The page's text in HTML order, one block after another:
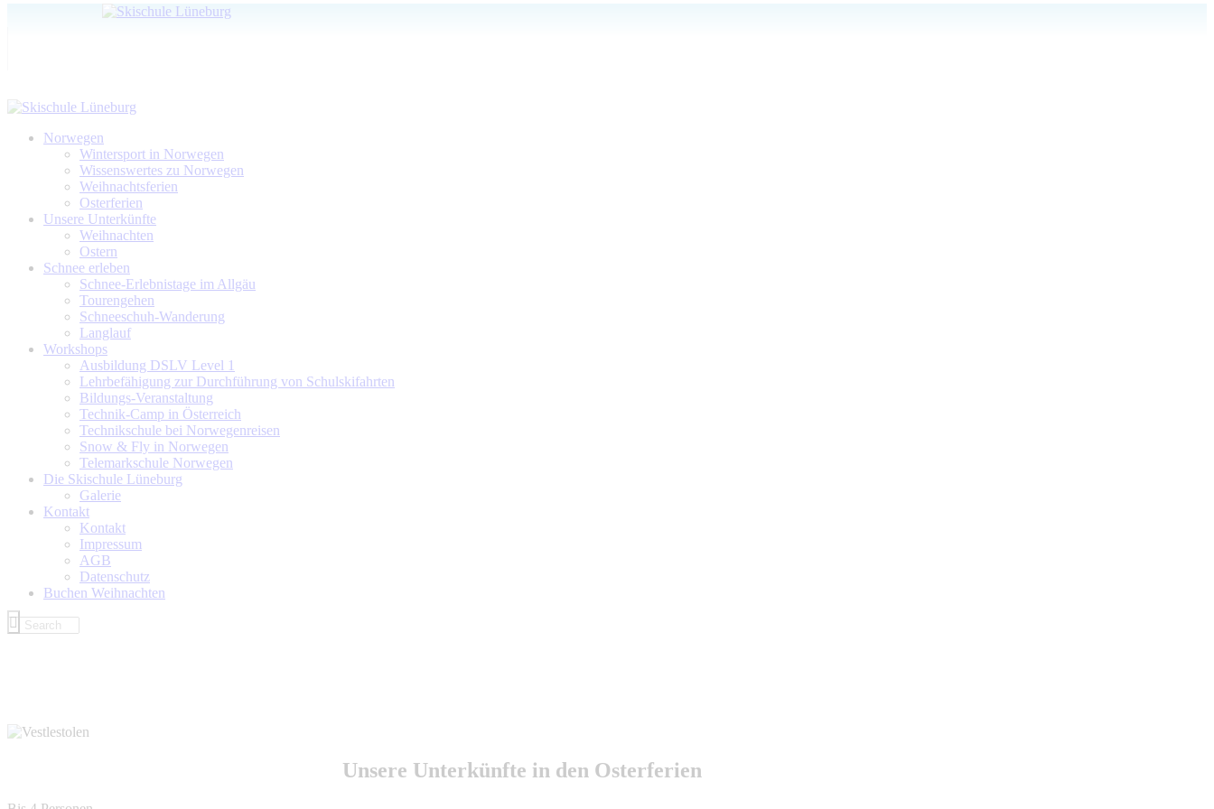
Norwegen
Wintersport in Norwegen
Wissenswertes zu Norwegen
Weihnachtsferien
Osterferien
Unsere Unterkünfte
Weihnachten
Ostern
Schnee erleben
Schnee-Erlebnistage im Allgäu
Tourengehen
Schneeschuh-Wanderung
Langlauf
Workshops
Ausbildung DSLV Level 1
Lehrbefähigung zur Durchführung von Schulskifahrten
Bildungs-Veranstaltung
Technik-Camp in Österreich
Technikschule bei Norwegenreisen
Snow & Fly in Norwegen
Telemarkschule Norwegen
Die Skischule Lüneburg
Galerie
Kontakt
Kontakt
Impressum
AGB
Datenschutz
Buchen Weihnachten
Unsere Unterkünfte in den Osterferien